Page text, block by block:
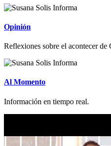
Opinión
Reflexiones sobre el acontecer de
Al Momento
Información en tiempo real.